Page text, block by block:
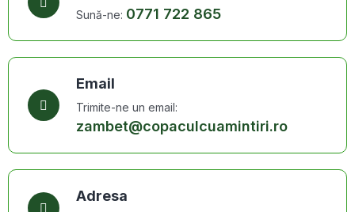
Sună-ne: 0771 722 865
Email
Trimite-ne un email:
zambet@copaculcuamintiri.ro
Adresa